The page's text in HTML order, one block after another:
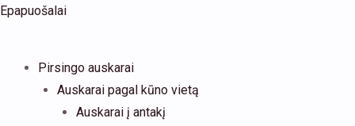
Pereiti
Epapuošalai
Pirsingo auskarai
Auskarai pagal kūno vietą
Auskarai į antakį
Products